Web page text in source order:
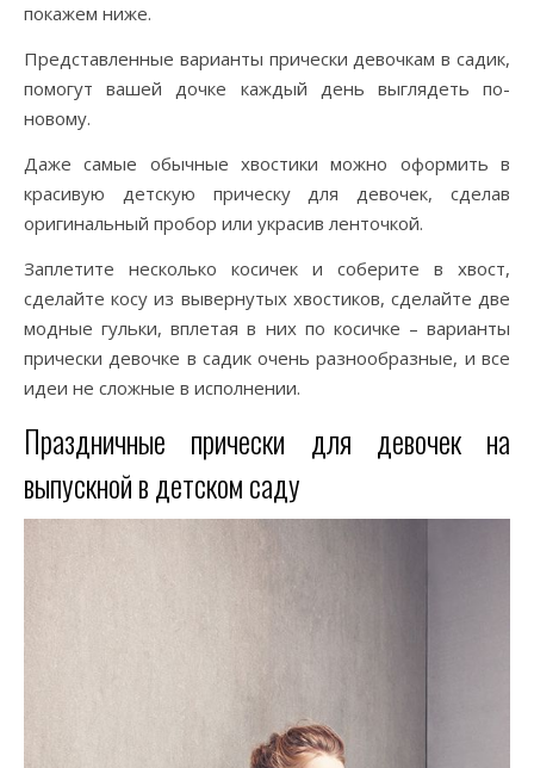
покажем ниже.
Представленные варианты прически девочкам в садик,
помогут вашей дочке каждый день выглядеть по-
новому.
Даже самые обычные хвостики можно оформить в
красивую детскую прическу для девочек, сделав
оригинальный пробор или украсив ленточкой.
Заплетите несколько косичек и соберите в хвост,
сделайте косу из вывернутых хвостиков, сделайте две
модные гульки, вплетая в них по косичке – варианты
прически девочке в садик очень разнообразные, и все
идеи не сложные в исполнении.
Праздничные прически для девочек на
выпускной в детском саду